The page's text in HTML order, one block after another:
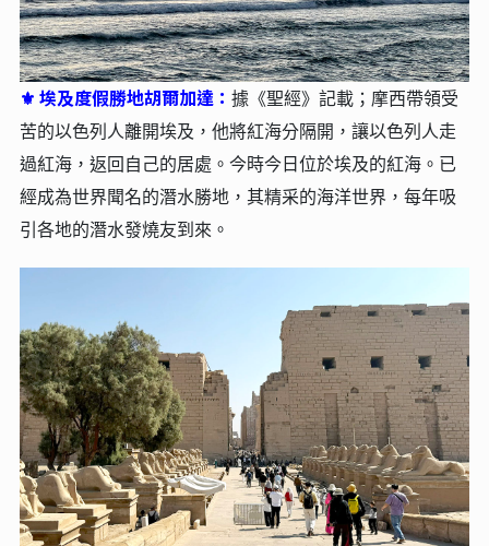
⚜ 埃及度假勝地胡爾加達： 據《聖經》記載；摩西帶領受
苦的以色列人離開埃及，他將紅海分隔開，讓以色列人走
過紅海，返回自己的居處。今時今日位於埃及的紅海。已
經成為世界聞名的潛水勝地，其精采的海洋世界，每年吸
引各地的潛水發燒友到來。